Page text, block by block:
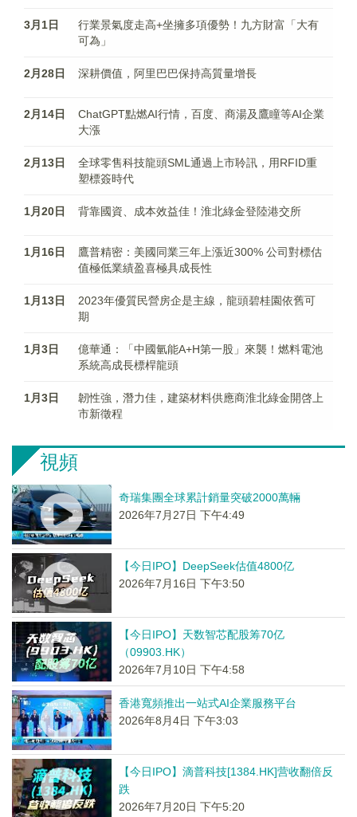
3月1日
行業景氣度走高+坐擁多項優勢！九方財富「大有
可為」
2月28日 深耕價值，阿里巴巴保持高質量增長
2月14日
ChatGPT點燃AI行情，百度、商湯及鷹瞳等AI企業
大漲
2月13日
全球零售科技龍頭SML通過上市聆訊，用RFID重
塑標簽時代
1月20日 背靠國資、成本效益佳！淮北綠金登陸港交所
1月16日
鷹普精密：美國同業三年上漲近300% 公司對標估
值極低業績盈喜極具成長性
1月13日
2023年優質民營房企是主線，龍頭碧桂園依舊可
期
1月3日
億華通：「中國氫能A+H第一股」來襲！燃料電池
系統高成長標桿龍頭
1月3日
韌性強，潛力佳，建築材料供應商淮北綠金開啓上
市新徵程
視頻
奇瑞集團全球累計銷量突破2000萬輛
2026年7月27日 下午4:49
【今日IPO】DeepSeek估值4800亿
2026年7月16日 下午3:50
【今日IPO】天数智芯配股筹70亿
（09903.HK）
2026年7月10日 下午4:58
香港寬頻推出一站式AI企業服務平台
2026年8月4日 下午3:03
【今日IPO】滴普科技[1384.HK]营收翻倍反
跌
2026年7月20日 下午5:20